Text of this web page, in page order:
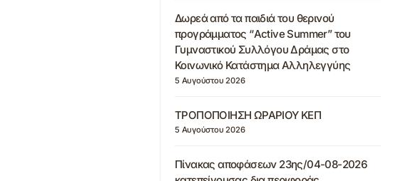
Δωρεά από τα παιδιά του θερινού
προγράμματος “Active Summer” του
Γυμναστικού Συλλόγου Δράμας στο
Κοινωνικό Κατάστημα Αλληλεγγύης
5 Αυγούστου 2026
ΤΡΟΠΟΠΟΙΗΣΗ ΩΡΑΡΙΟΥ ΚΕΠ
5 Αυγούστου 2026
Πίνακας αποφάσεων 23ης/04-08-2026